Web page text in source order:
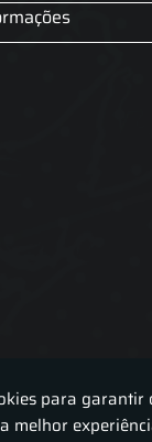
Cortinas sob medidas
para garantir
melhor